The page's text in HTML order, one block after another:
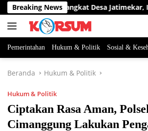
Langsung
ke
konten
Breaking News
Jabatan Perangkat Desa Jatimekar, Ini
Pemerintahan Hukum & Politik Sosial &
Beranda Hukum & Politik
Hukum & Politik
Ciptakan Rasa Aman,
Cimanggung Lakukan